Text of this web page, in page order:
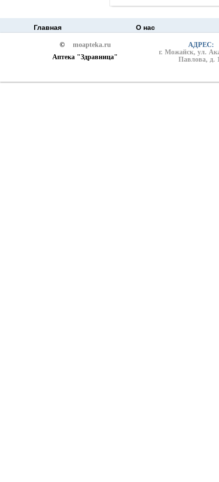
Главная О нас
©
moapteka.ru
Аптека "Здравница"
АДРЕС:
г. Можайск, ул.
Павлова, д.